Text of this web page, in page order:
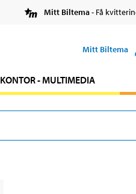
Mitt Biltema- Få
Mitt Biltema
KONTOR - MULTIMEDIA